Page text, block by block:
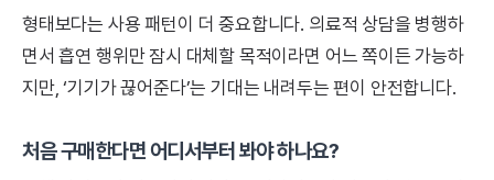
형태보다는 사용 패턴이 더 중요합니다. 의료적 상담을 병행하
면서 흡연 행위만 잠시 대체할 목적이라면 어느 쪽이든 가능하
지만, ‘기기가 끊어준다’는 기대는 내려두는 편이 안전합니다.
처음 구매한다면 어디서부터 봐야 하나요?